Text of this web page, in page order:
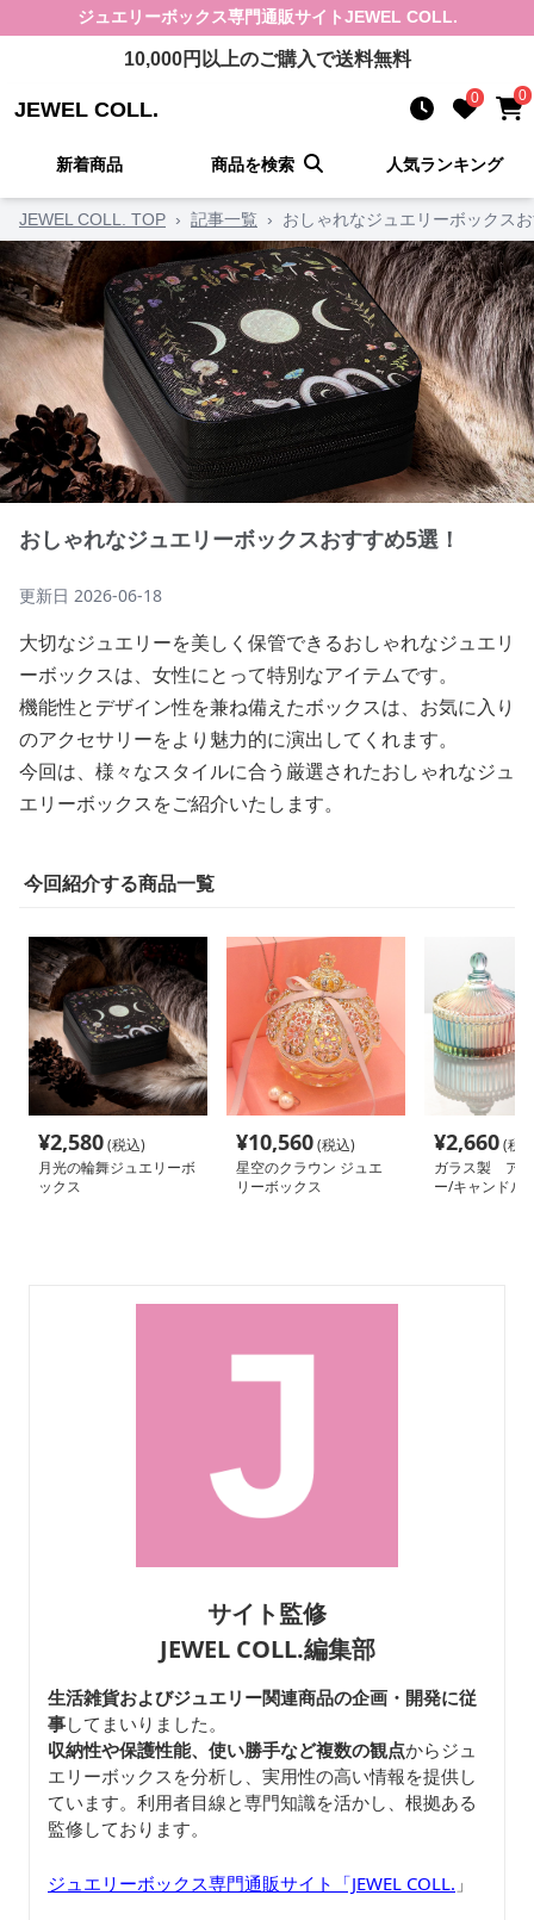
ジュエリーボックス専門通販サイトJEWEL COLL.
10,000円以上のご購入で送料無料
JEWEL COLL. 0 0
新着商品 商品を検索 人気ランキング
JEWEL COLL. TOP › 記事一覧 › おしゃれなジュエリーボックス
おしゃれなジュエリーボックスおすすめ5選！
更新日 2026-06-18
大切なジュエリーを美しく保管できるおしゃれなジュエリ
ーボックスは、女性にとって特別なアイテムです。
機能性とデザイン性を兼ね備えたボックスは、お気に入り
のアクセサリーをより魅力的に演出してくれます。
今回は、様々なスタイルに合う厳選されたおしゃれなジュ
エリーボックスをご紹介いたします。
今回紹介する商品一覧
¥2,580(税込)
月光の輪舞ジュエリーボ
ックス
¥10,560(税込)
星空のクラウン ジュエ
リーボックス
¥2,660(税
ガラス製 ア
ー/キャンドル/
サイト監修
JEWEL COLL.編集部
生活雑貨およびジュエリー関連商品の企画・開発に従
事してまいりました。
収納性や保護性能、使い勝手など複数の観点からジュ
エリーボックスを分析し、実用性の高い情報を提供し
ています。利用者目線と専門知識を活かし、根拠ある
監修しております。
ジュエリーボックス専門通販サイト「JEWEL COLL. 」